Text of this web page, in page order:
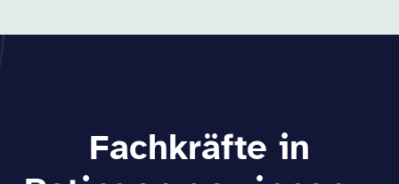
Fachkräfte in